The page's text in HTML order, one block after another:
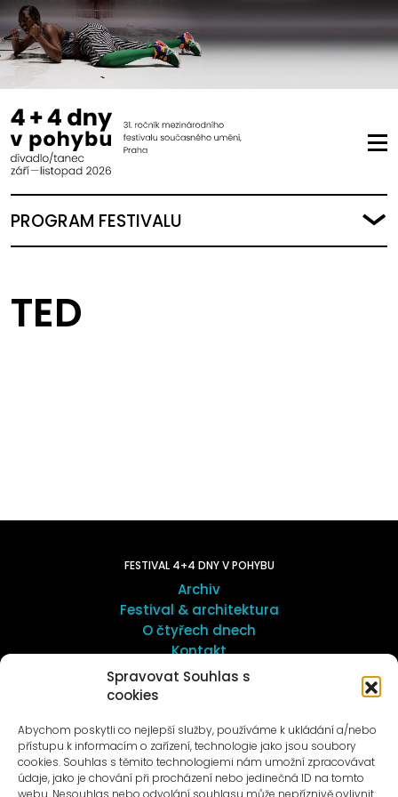
Spravovat Souhlas s
cookies
Abychom poskytli co nejlepší služby, používáme k ukládání a/nebo
přístupu k informacím o zařízení, technologie jako jsou soubory
cookies. Souhlas s těmito technologiemi nám umožní zpracovávat
údaje, jako je chování při procházení nebo jedinečná ID na tomto
webu. Nesouhlas nebo odvolání souhlasu může nepříznivě ovlivnit
PROGRAM FESTIVALU
TED
FESTIVAL 4+4 DNY V POHYBU
Archiv
Festival & architektura
O čtyřech dnech
Kontakt
O umění v Motole